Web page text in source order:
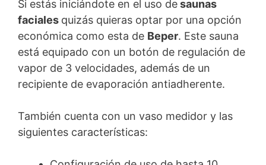
Si estás iniciándote en el uso desaunas
faciales quizás quieras optar por una opción
económica como esta de Beper. Este sauna
está equipado con un botón de regulación de
vapor de 3 velocidades, además de un
recipiente de evaporación antiadherente.
También cuenta con un vaso medidor y las
siguientes características: